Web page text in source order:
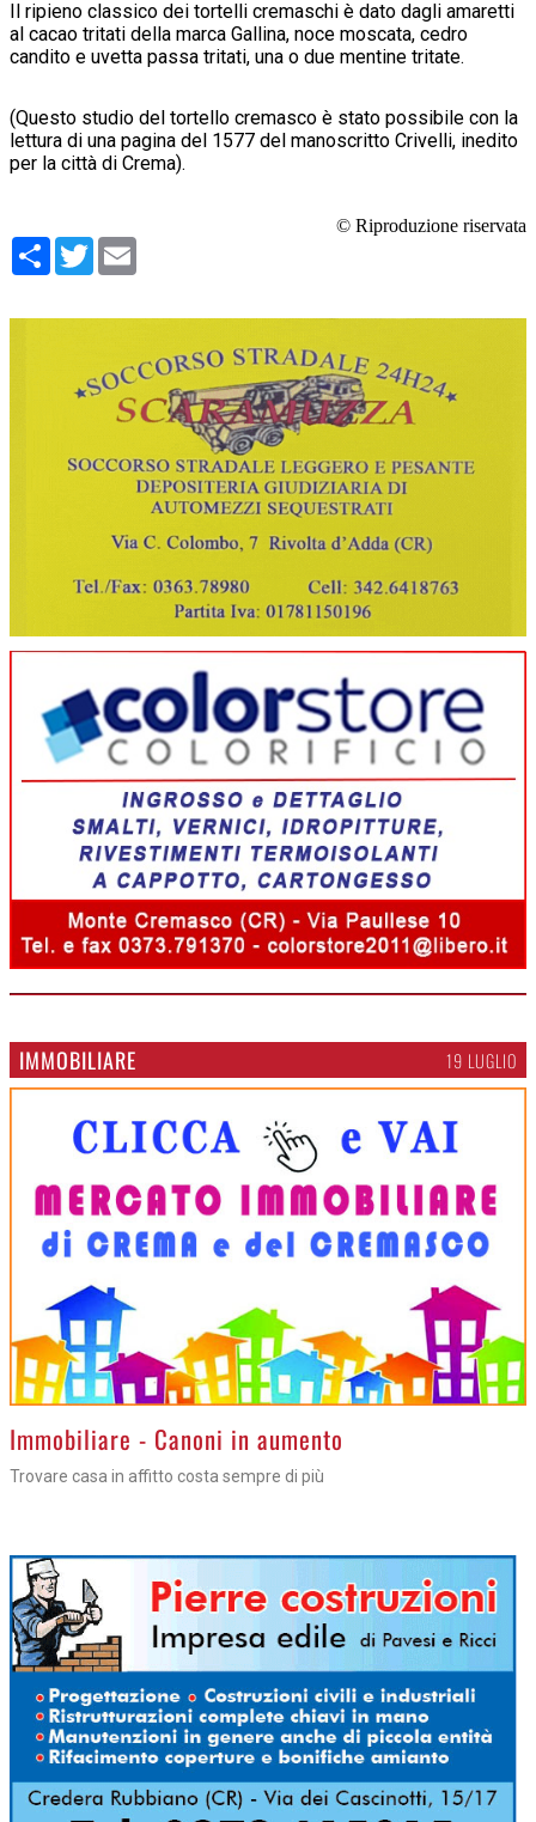
Il ripieno classico dei tortelli cremaschi è dato dagli amaretti
al cacao tritati della marca Gallina, noce moscata, cedro
candito e uvetta passa tritati, una o due mentine tritate.
(Questo studio del tortello cremasco è stato possibile con la
lettura di una pagina del 1577 del manoscritto Crivelli, inedito
per la città di Crema).
© Riproduzione riservata
Condividi
Twitter
IMMOBILIARE 19 LUGLIO
>Immobiliare - Canoni in aumento
Trovare casa in affitto costa sempre di più